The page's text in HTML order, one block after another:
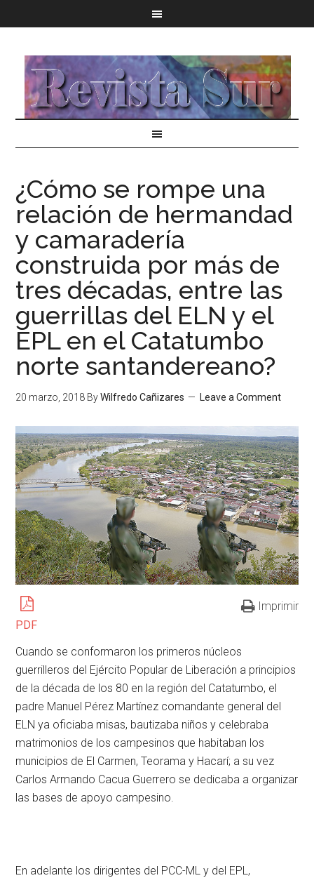
¿Cómo se rompe una
relación de hermandad
y camaradería
construida por más de
tres décadas, entre las
guerrillas del ELN y el
EPL en el Catatumbo
norte santandereano?
20 marzo, 2018 ByWilfredo Cañizares Leave a Comment
PDF
Imprimir
Cuando se conformaron los primeros núcleos
guerrilleros del Ejército Popular de Liberación a principios
de la década de los 80 en la región del Catatumbo, el
padre Manuel Pérez Martínez comandante general del
ELN ya oficiaba misas, bautizaba niños y celebraba
matrimonios de los campesinos que habitaban los
municipios de El Carmen, Teorama y Hacarí; a su vez
Carlos Armando Cacua Guerrero se dedicaba a organizar
las bases de apoyo campesino.
En adelante los dirigentes del PCC-ML y del EPL,